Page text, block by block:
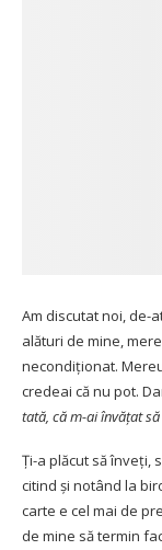
Am discutat noi, de-
alături de mine,
necondiționat.
credeai că nu pot.
tată, că m-ai învățat
Ți-a plăcut să înveți,
citind și notând la
carte e cel mai de
de mine să termin